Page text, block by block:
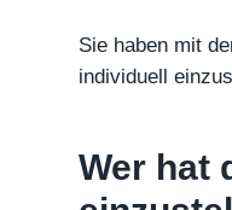
Sie haben mit
individuell
Wer hat